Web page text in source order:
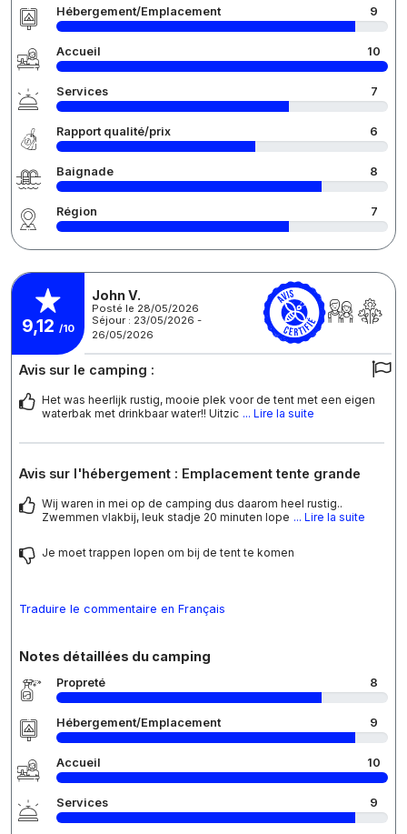
Hébergement/Emplacement 9
Accueil 10
Services 7
Rapport qualité/prix 6
Baignade 8
Région 7
9,12 /10
John V.
Posté le 28/05/2026
Séjour : 23/05/2026 -
26/05/2026
Avis sur le camping :
Het was heerlijk rustig, mooie plek voor de tent met een eigen
waterbak met drinkbaar water!! Uitzic ... Lire la suite
Avis sur l'hébergement : Emplacement tente grande
Wij waren in mei op de camping dus daarom heel rustig..
Zwemmen vlakbij, leuk stadje 20 minuten lope ... Lire la suite
Je moet trappen lopen om bij de tent te komen
Traduire le commentaire en Français
Notes détaillées du camping
Propreté 8
Hébergement/Emplacement 9
Accueil 10
Services 9